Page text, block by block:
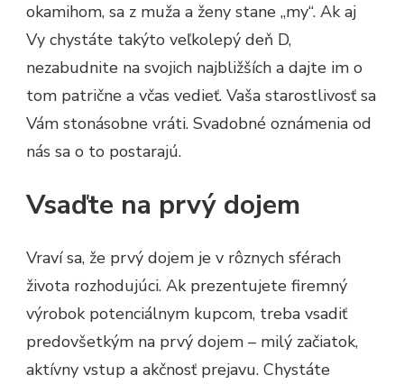
okamihom, sa z muža a ženy stane „my“. Ak aj
Vy chystáte takýto veľkolepý deň D,
nezabudnite na svojich najbližších a dajte im o
tom patrične a včas vedieť. Vaša starostlivosť sa
Vám stonásobne vráti. Svadobné oznámenia od
nás sa o to postarajú.
Vsaďte na prvý dojem
Vraví sa, že prvý dojem je v rôznych sférach
života rozhodujúci. Ak prezentujete firemný
výrobok potenciálnym kupcom, treba vsadiť
predovšetkým na prvý dojem – milý začiatok,
aktívny vstup a akčnosť prejavu. Chystáte